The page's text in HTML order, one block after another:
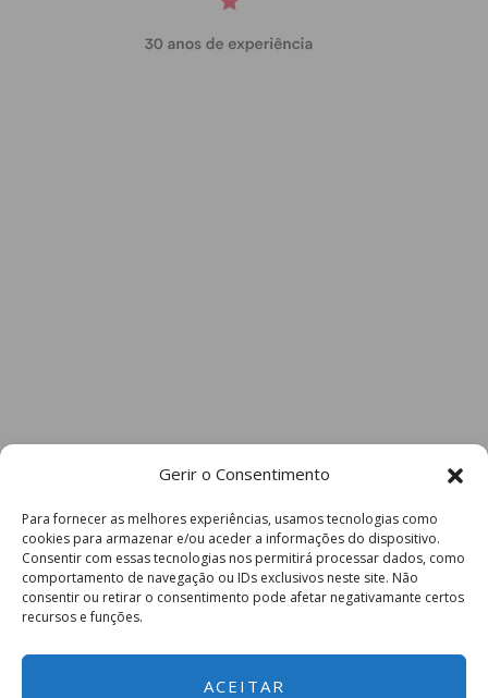
Gerir o Consentimento
Para fornecer as melhores experiências, usamos tecnologias como
cookies para armazenar e/ou aceder a informações do dispositivo.
Consentir com essas tecnologias nos permitirá processar dados, como
comportamento de navegação ou IDs exclusivos neste site. Não
consentir ou retirar o consentimento pode afetar negativamante certos
recursos e funções.
ACEITAR